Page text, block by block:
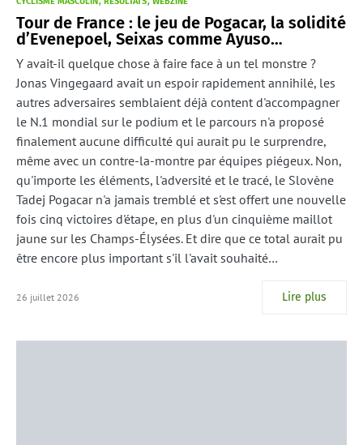
Tour de France : le jeu de Pogacar, la solidité
d’Evenepoel, Seixas comme Ayuso…
Y avait-il quelque chose à faire face à un tel monstre ?
Jonas Vingegaard avait un espoir rapidement annihilé, les
autres adversaires semblaient déjà content d'accompagner
le N.1 mondial sur le podium et le parcours n'a proposé
finalement aucune difficulté qui aurait pu le surprendre,
même avec un contre-la-montre par équipes piégeux. Non,
qu'importe les éléments, l'adversité et le tracé, le Slovène
Tadej Pogacar n'a jamais tremblé et s'est offert une nouvelle
fois cinq victoires d'étape, en plus d'un cinquième maillot
jaune sur les Champs-Élysées. Et dire que ce total aurait pu
être encore plus important s'il l'avait souhaité…
26 juillet 2026 Lire plus